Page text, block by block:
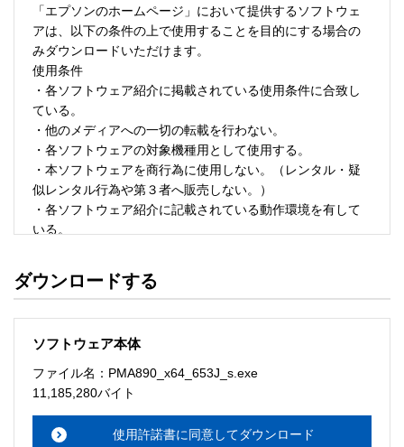
「エプソンのホームページ」において提供するソフトウェ
アは、以下の条件の上で使用することを目的にする場合の
みダウンロードいただけます。
使用条件
・各ソフトウェア紹介に掲載されている使用条件に合致し
ている。
・他のメディアへの一切の転載を行わない。
・各ソフトウェアの対象機種用として使用する。
・本ソフトウェアを商行為に使用しない。（レンタル・疑
似レンタル行為や第３者へ販売しない。）
・各ソフトウェア紹介に記載されている動作環境を有して
いる。
・ソフトウェアを改変、またはリバースエンジニアリング
ソフトウェアのサポート
・本サーバでは、ユーザーサポートは行いません。搭載ソ
メーションセンターまでお願い
ダウンロードする
ソフトウェア本体
ファイル名：PMA890_x64_653J_s.exe
11,185,280バイト
使用許諾書に同意してダウンロード